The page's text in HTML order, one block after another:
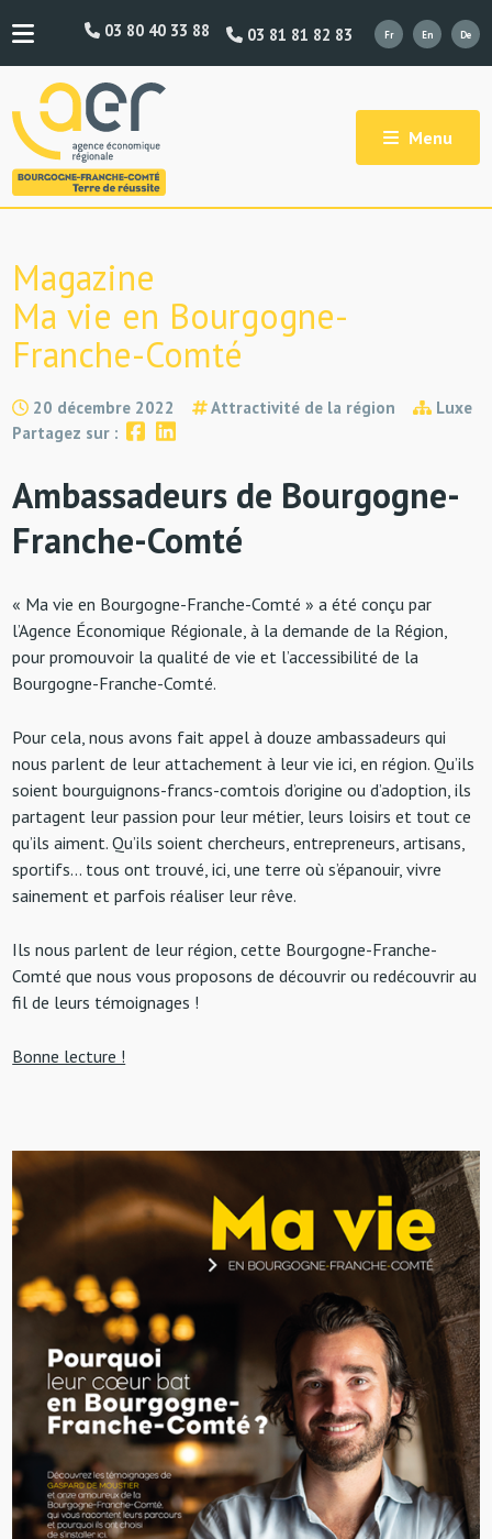
03 81 81 82 83
03 80 40 33 88
Menu
Magazine
Ma vie en Bourgogne-
Franche-Comté
20 décembre 2022 Attractivité de la région
Luxe
Partagez sur :
Ambassadeurs de Bourgogne-
Franche-Comté
« Ma vie en Bourgogne-Franche-Comté » a été conçu par
l’Agence Économique Régionale, à la demande de la Région,
pour promouvoir la qualité de vie et l’accessibilité de la
Bourgogne-Franche-Comté.
Pour cela, nous avons fait appel à douze ambassadeurs qui
nous parlent de leur attachement à leur vie ici, en région. Qu’ils
soient bourguignons-francs-comtois d’origine ou d’adoption, ils
partagent leur passion pour leur métier, leurs loisirs et tout ce
qu’ils aiment. Qu’ils soient chercheurs, entrepreneurs, artisans,
sportifs… tous ont trouvé, ici, une terre où s’épanouir, vivre
sainement et parfois réaliser leur rêve.
Ils nous parlent de leur région, cette Bourgogne-Franche-
Comté que nous vous proposons de découvrir ou redécouvrir au
fil de leurs témoignages !
Bonne lecture !